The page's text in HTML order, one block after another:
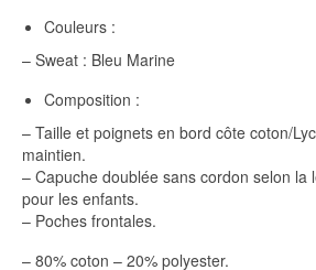
Couleurs :
– Sweat : Bleu Marine
Composition :
– Taille et poignets en bord côte coton/
maintien.
– Capuche doublée sans cordon selon la
pour les enfants.
– Poches frontales.
– 80% coton – 20% polyester.